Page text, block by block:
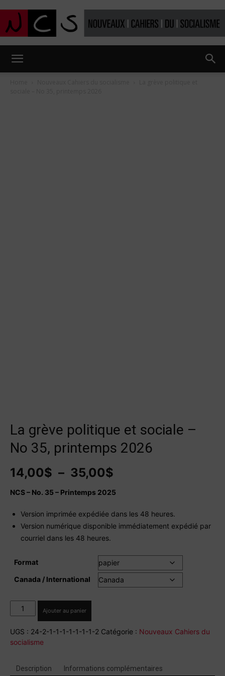
La grève politique et sociale –
No 35, printemps 2026
14,00$ – 35,00$
prix :
à
35,00$
NCS – No. 35 – Printemps 2025
Version imprimée expédiée dans les 48 heures.
Version numérique disponible immédiatement expédié par
courriel dans les 48 heures.
Format
Canada / International
quantité
de
grève
politique
sociale
Ajouter au panier
UGS : 24-2-1-1-1-1-1-1-1-2 Catégorie : Nouveaux Cahiers du
socialisme
Description Informations complémentaires